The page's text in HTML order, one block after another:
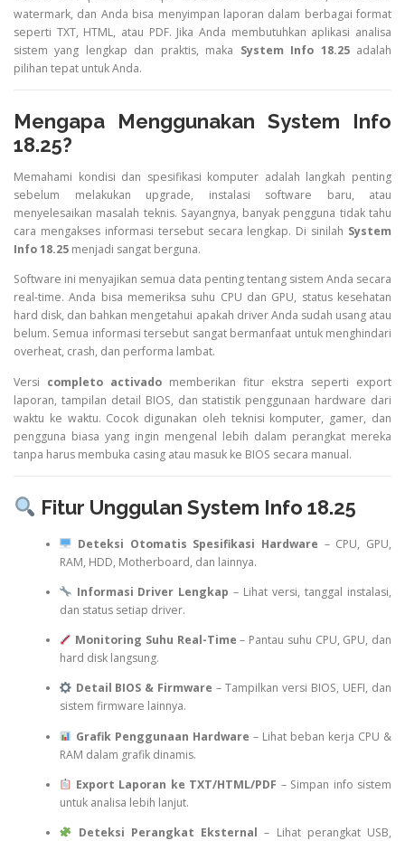
watermark, dan Anda bisa menyimpan laporan dalam berbagai format
seperti TXT, HTML, atau PDF. Jika Anda membutuhkan aplikasi analisa
sistem yang lengkap dan praktis, maka System Info 18.25 adalah
pilihan tepat untuk Anda.
Mengapa Menggunakan System Info
18.25?
Memahami kondisi dan spesifikasi komputer adalah langkah penting
sebelum melakukan upgrade, instalasi software baru, atau
menyelesaikan masalah teknis. Sayangnya, banyak pengguna tidak tahu
cara mengakses informasi tersebut secara lengkap. Di sinilah System
Info 18.25 menjadi sangat berguna.
Software ini menyajikan semua data penting tentang sistem Anda secara
real-time. Anda bisa memeriksa suhu CPU dan GPU, status kesehatan
hard disk, dan bahkan mengetahui apakah driver Anda sudah usang atau
belum. Semua informasi tersebut sangat bermanfaat untuk menghindari
overheat, crash, dan performa lambat.
Versi completo activado memberikan fitur ekstra seperti export
laporan, tampilan detail BIOS, dan statistik penggunaan hardware dari
waktu ke waktu. Cocok digunakan oleh teknisi komputer, gamer, dan
pengguna biasa yang ingin mengenal lebih dalam perangkat mereka
tanpa harus membuka casing atau masuk ke BIOS secara manual.
Fitur Unggulan System Info 18.25
Deteksi Otomatis Spesifikasi Hardware – CPU, GPU,
RAM, HDD, Motherboard, dan lainnya.
Informasi Driver Lengkap – Lihat versi, tanggal instalasi,
dan status setiap driver.
Monitoring Suhu Real-Time – Pantau suhu CPU, GPU, dan
hard disk langsung.
Detail BIOS & Firmware – Tampilkan versi BIOS, UEFI, dan
sistem firmware lainnya.
Grafik Penggunaan Hardware – Lihat beban kerja CPU &
RAM dalam grafik dinamis.
Export Laporan ke TXT/HTML/PDF – Simpan info sistem
untuk analisa lebih lanjut.
Deteksi Perangkat Eksternal – Lihat perangkat USB,